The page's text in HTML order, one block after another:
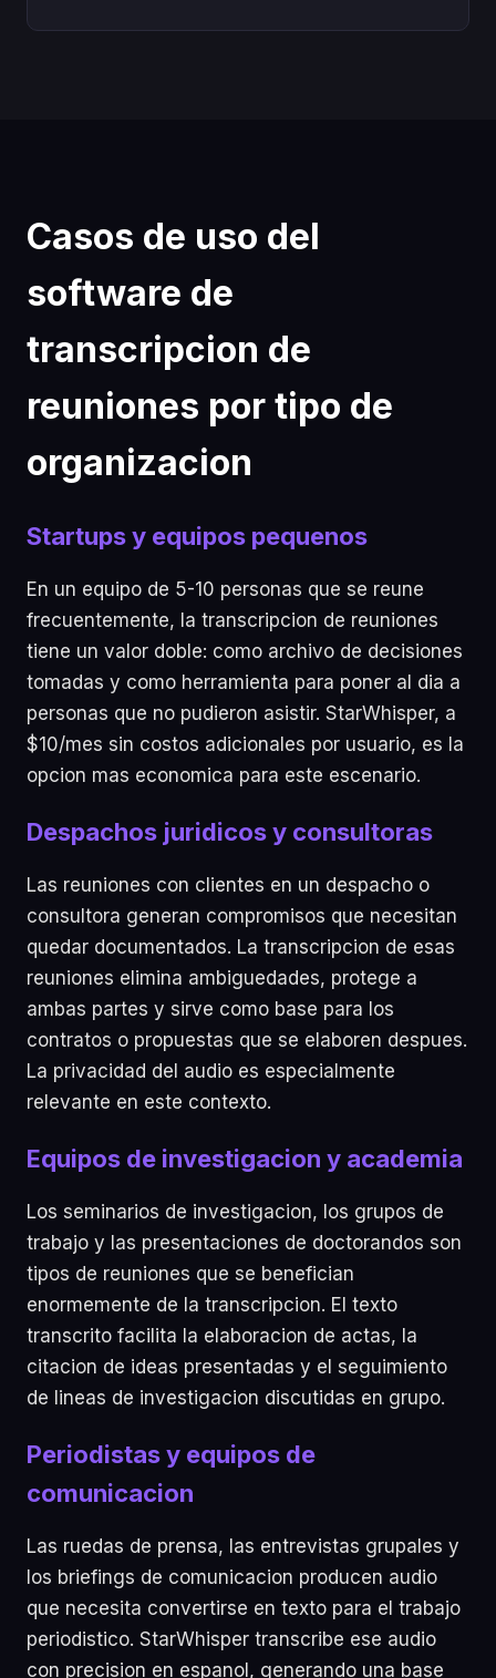
Casos de uso del
software de
transcripcion de
reuniones por tipo de
organizacion
Startups y equipos pequenos
En un equipo de 5-10 personas que se reune
frecuentemente, la transcripcion de reuniones
tiene un valor doble: como archivo de decisiones
tomadas y como herramienta para poner al dia a
personas que no pudieron asistir. StarWhisper, a
$10/mes sin costos adicionales por usuario, es la
opcion mas economica para este escenario.
Despachos juridicos y consultoras
Las reuniones con clientes en un despacho o
consultora generan compromisos que necesitan
quedar documentados. La transcripcion de esas
reuniones elimina ambiguedades, protege a
ambas partes y sirve como base para los
contratos o propuestas que se elaboren despues.
La privacidad del audio es especialmente
relevante en este contexto.
Equipos de investigacion y academia
Los seminarios de investigacion, los grupos de
trabajo y las presentaciones de doctorandos son
tipos de reuniones que se benefician
enormemente de la transcripcion. El texto
transcrito facilita la elaboracion de actas, la
citacion de ideas presentadas y el seguimiento
de lineas de investigacion discutidas en grupo.
Periodistas y equipos de
comunicacion
Las ruedas de prensa, las entrevistas grupales y
los briefings de comunicacion producen audio
que necesita convertirse en texto para el trabajo
periodistico. StarWhisper transcribe ese audio
con precision en espanol, generando una base